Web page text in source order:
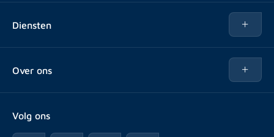
Diensten
Over ons
Veelgestelde vragen
Volg ons